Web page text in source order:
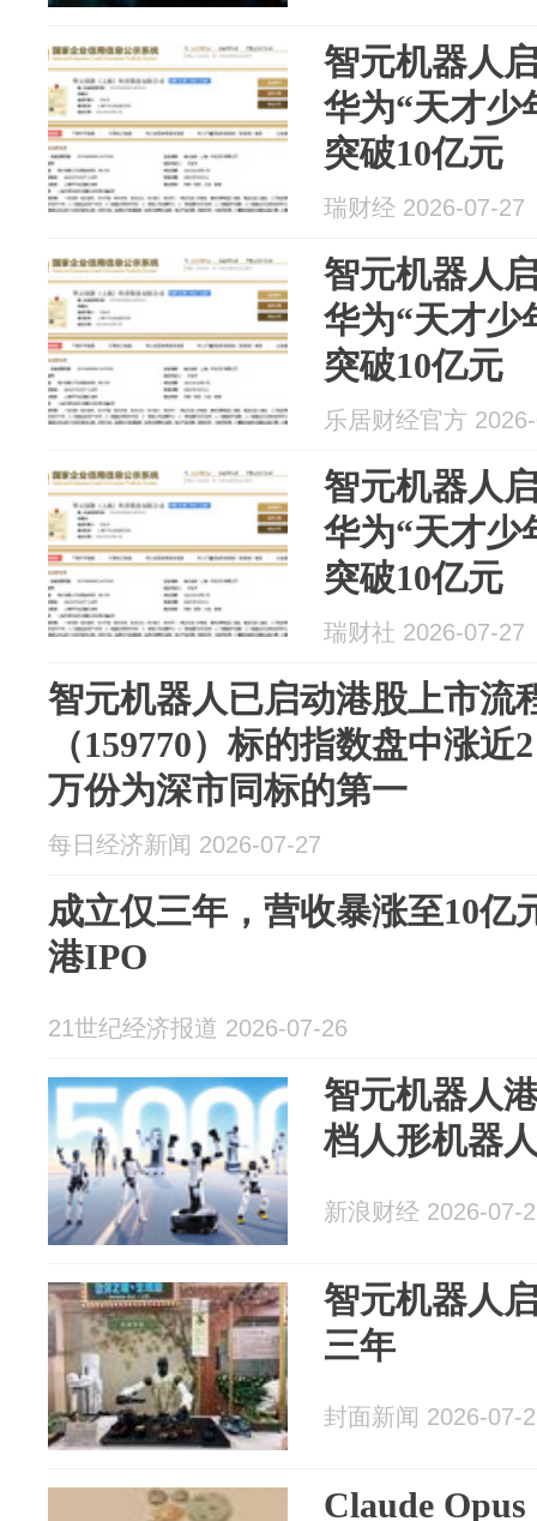
智元机器人
华为“天才少
突破10亿元
瑞财经 2026-07-27
智元机器人
华为“天才少
突破10亿元
乐居财经官方
智元机器人
华为“天才少
突破10亿元
瑞财社 2026-07-27
智元机器人已启动港股上市流
（159770）标的指数盘中涨
万份为深市同标的第一
每日经济新闻 2026-07-27
成立仅三年，营收暴涨至10亿
港IPO
21世纪经济报道 2026-07-26
智元机器人
档人形机器
新浪财经 2026-07-
智元机器人
三年
封面新闻 2026-07-
Claude